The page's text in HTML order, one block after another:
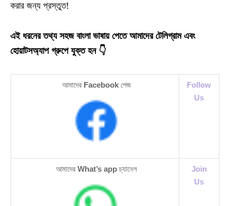
করার জন্য প্রস্তুত!
এই ধরনের তথ্য সহজ বাংলা ভাষায় পেতে আমাদের টেলিগ্রাম এবং
হোয়াটসঅ্যাপ গ্রুপে যুক্ত হন 👇
আমাদের Facebook পেজ
Follow
Us
আমাদের What’s app চ্যানেল
Join
Us